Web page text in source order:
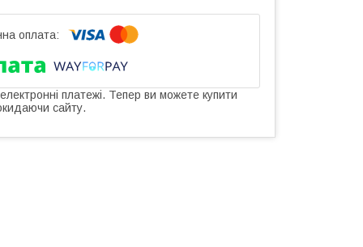
платежі. Тепер ви можете купити
сайту.